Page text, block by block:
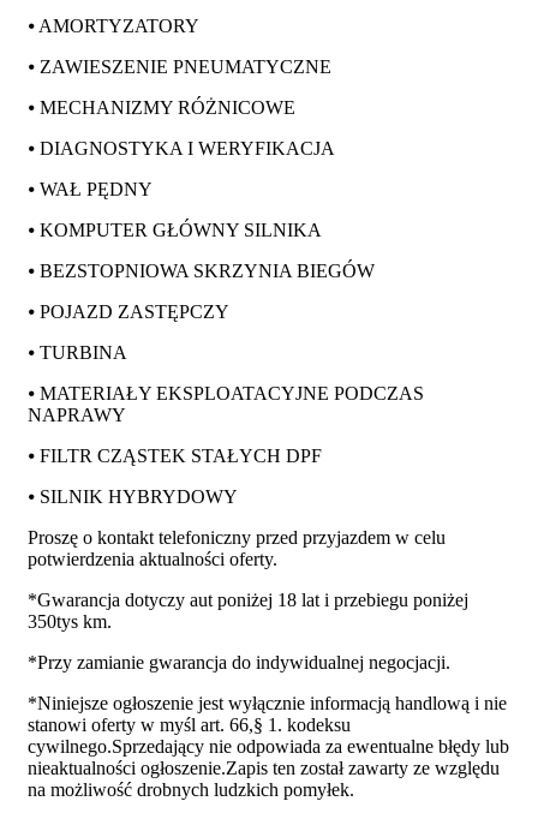
⦁ AMORTYZATORY
⦁ ZAWIESZENIE PNEUMATYCZNE
⦁ MECHANIZMY RÓŻNICOWE
⦁ DIAGNOSTYKA I WERYFIKACJA
⦁ WAŁ PĘDNY
⦁ KOMPUTER GŁÓWNY SILNIKA
⦁ BEZSTOPNIOWA SKRZYNIA BIEGÓW
⦁ POJAZD ZASTĘPCZY
⦁ TURBINA
⦁ MATERIAŁY EKSPLOATACYJNE PODCZAS
NAPRAWY
⦁ FILTR CZĄSTEK STAŁYCH DPF
⦁ SILNIK HYBRYDOWY
Proszę o kontakt telefoniczny przed przyjazdem w celu
potwierdzenia aktualności oferty.
*Gwarancja dotyczy aut poniżej 18 lat i przebiegu poniżej
350tys km.
*Przy zamianie gwarancja do indywidualnej negocjacji.
*Niniejsze ogłoszenie jest wyłącznie informacją handlową i nie
stanowi oferty w myśl art. 66,§ 1. kodeksu
cywilnego.Sprzedający nie odpowiada za ewentualne błędy lub
nieaktualności ogłoszenie.Zapis ten został zawarty ze względu
na możliwość drobnych ludzkich pomyłek.